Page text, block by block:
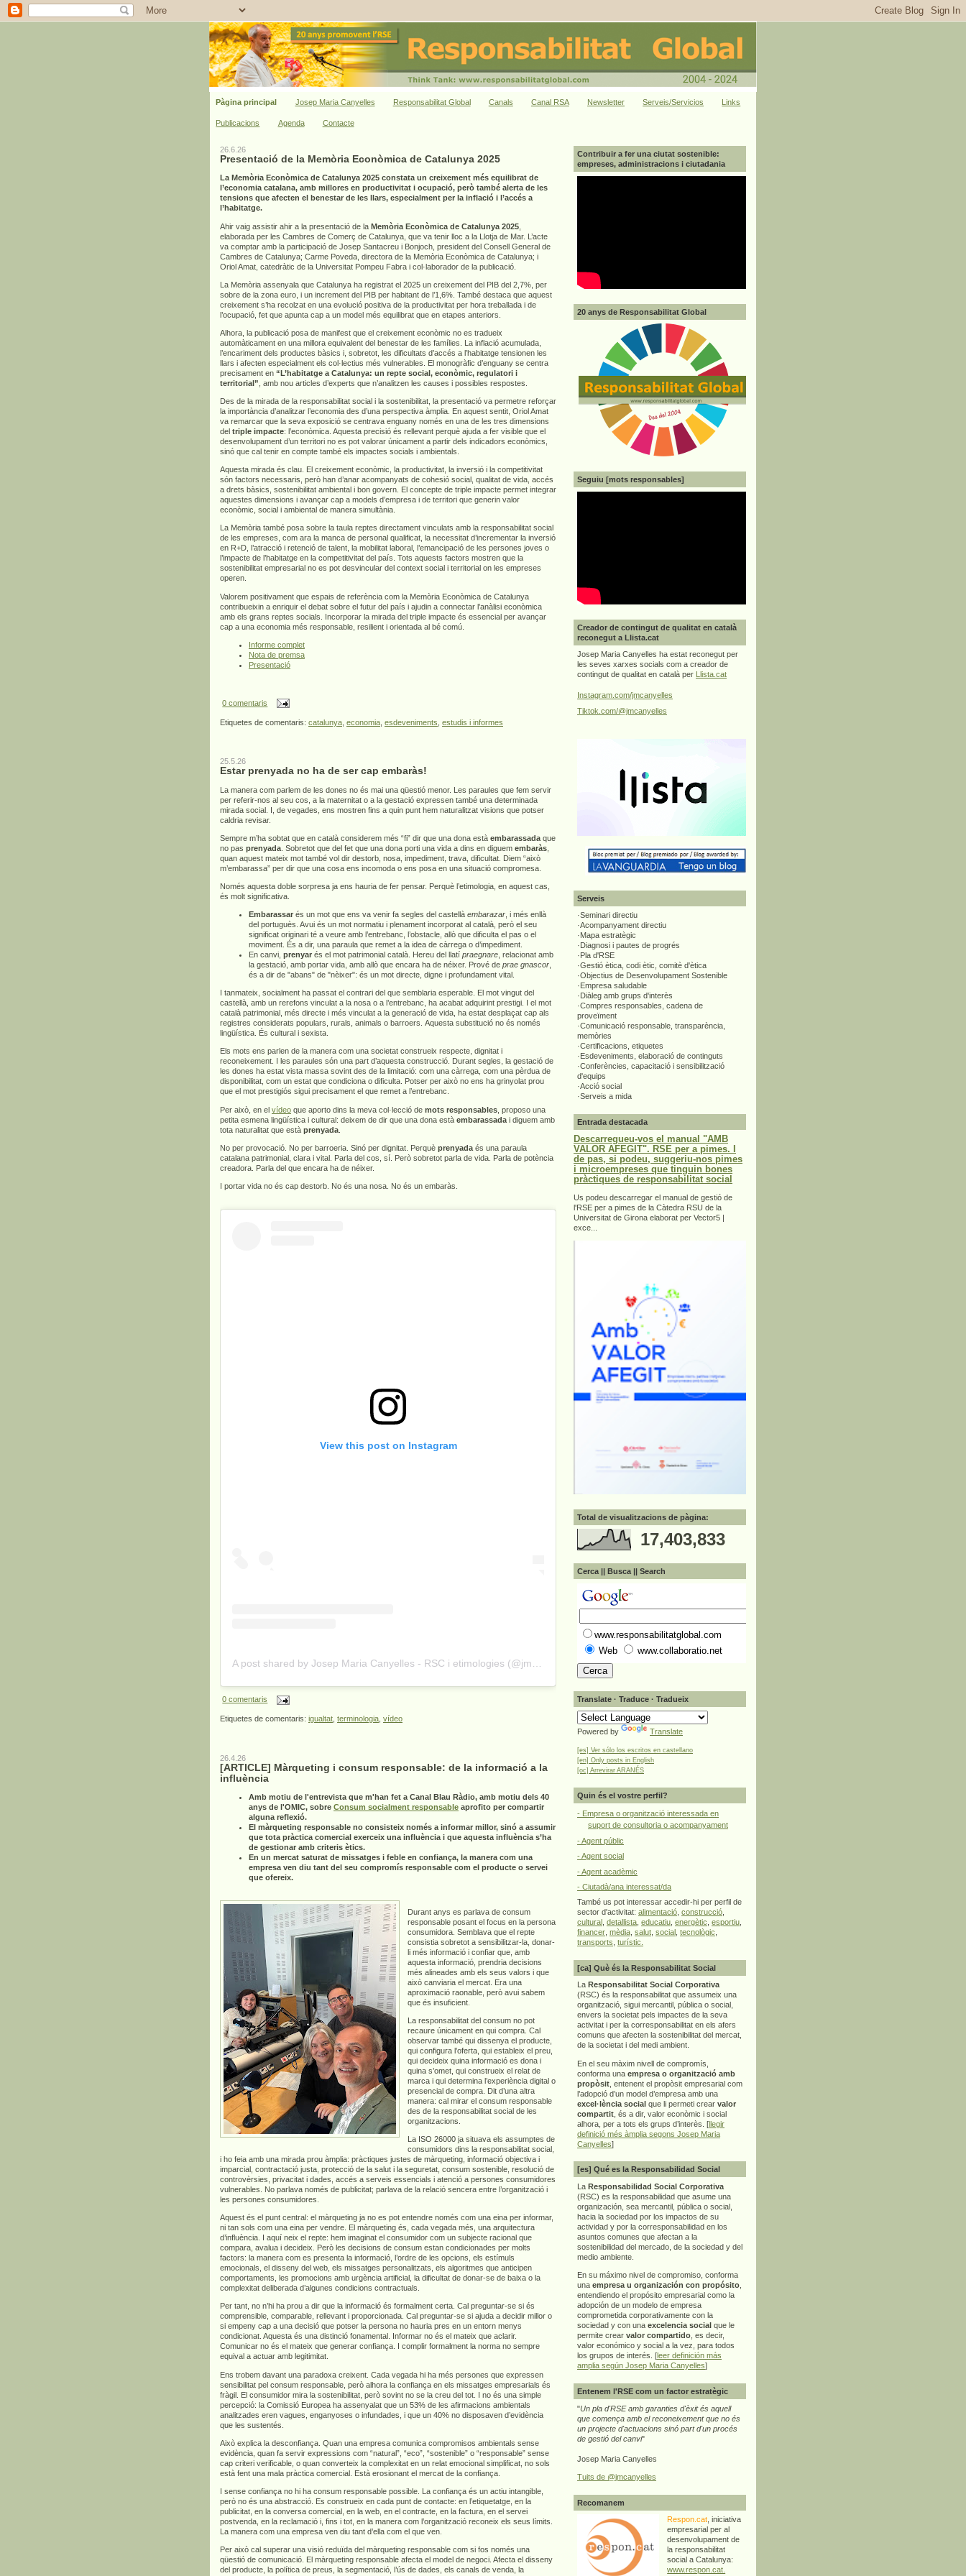
Pàgina principal Josep Maria Canyelles Responsabilitat Global Canals Canal RSA Newsletter Serveis/Servicios Links
Publicacions Agenda Contacte
26.6.26
Presentació de la Memòria Econòmica de Catalunya 2025
La Memòria Econòmica de Catalunya 2025 constata un creixement més equilibrat de
l’economia catalana, amb millores en productivitat i ocupació, però també alerta de les
tensions que afecten el benestar de les llars, especialment per la inflació i l’accés a
l’habitatge.
Ahir vaig assistir ahir a la presentació de la Memòria Econòmica de Catalunya 2025
elaborada per les Cambres de Comerç de Catalunya, que va tenir lloc a la Llotja de Mar. L’acte
va comptar amb la participació de Josep Santacreu i Bonjoch, president del Consell General de
Cambres de Catalunya; Carme Poveda, directora de la Memòria Econòmica de Catalunya; i
Oriol Amat, catedràtic de la Universitat Pompeu Fabra i col·laborador de la publicació.
La Memòria assenyala que Catalunya ha registrat el 2025 un creixement del PIB del 2,7%, per
sobre de la zona euro, i un increment del PIB per habitant de l’1,6%. També destaca que aquest
creixement s’ha recolzat en una evolució positiva de la productivitat per hora treballada i de
l’ocupació, fet que apunta cap a un model més equilibrat que en etapes anteriors.
Alhora, la publicació posa de manifest que el creixement econòmic no es tradueix
automàticament en una millora equivalent del benestar de les famílies. La inflació acumulada,
l’encariment dels productes bàsics i, sobretot, les dificultats d’accés a l’habitatge tensionen les
llars i afecten especialment els col·lectius més vulnerables. El monogràfic d’enguany se centra
precisament en “L’habitatge a Catalunya: un repte social, econòmic, regulatori i
territorial” , amb nou articles d’experts que n’analitzen les causes i possibles respostes.
Des de la mirada de la responsabilitat social i la sostenibilitat, la presentació va permetre reforçar
la importància d’analitzar l’economia des d’una perspectiva àmplia. En aquest sentit, Oriol Amat
va remarcar que la seva exposició se centrava enguany només en una de les tres dimensions
del triple impacte: l’econòmica. Aquesta precisió és rellevant perquè ajuda a fer visible que el
desenvolupament d’un territori no es pot valorar únicament a partir dels indicadors econòmics,
sinó que cal tenir en compte també els impactes socials i ambientals.
Aquesta mirada és clau. El creixement econòmic, la productivitat, la inversió i la competitivitat
són factors necessaris, però han d’anar acompanyats de cohesió social, qualitat de vida, accés
a drets bàsics, sostenibilitat ambiental i bon govern. El concepte de triple impacte permet integrar
aquestes dimensions i avançar cap a models d’empresa i de territori que generin valor
econòmic, social i ambiental de manera simultània.
La Memòria també posa sobre la taula reptes directament vinculats amb la responsabilitat social
de les empreses, com ara la manca de personal qualificat, la necessitat d’incrementar la inversió
en R+D, l’atracció i retenció de talent, la mobilitat laboral, l’emancipació de les persones joves o
l’impacte de l’habitatge en la competitivitat del país. Tots aquests factors mostren que la
sostenibilitat empresarial no es pot desvincular del context social i territorial on les empreses
operen.
Valorem positivament que espais de referència com la Memòria Econòmica de Catalunya
contribueixin a enriquir el debat sobre el futur del país i ajudin a connectar l’anàlisi econòmica
amb els grans reptes socials. Incorporar la mirada del triple impacte és essencial per avançar
cap a una economia més responsable, resilient i orientada al bé comú.
Informe complet
Nota de premsa
Presentació
0 comentaris
Etiquetes de comentaris: catalunya economia esdeveniments estudis i informes
25.5.26
Estar prenyada no ha de ser cap embaràs!
La manera com parlem de les dones no és mai una qüestió menor. Les paraules que fem servir
per referir-nos al seu cos, a la maternitat o a la gestació expressen també una determinada
mirada social. I, de vegades, ens mostren fins a quin punt hem naturalitzat visions que potser
caldria revisar.
Sempre m’ha sobtat que en català considerem més “fi” dir que una dona està embarassada que
no pas prenyada . Sobretot que del fet que una dona porti una vida a dins en diguem embaràs
quan aquest mateix mot també vol dir destorb, nosa, impediment, trava, dificultat. Diem “això
m’embarassa” per dir que una cosa ens incomoda o ens posa en una situació compromesa.
Només aquesta doble sorpresa ja ens hauria de fer pensar. Perquè l’etimologia, en aquest cas,
és molt significativa.
Embarassar és un mot que ens va venir fa segles del castellà embarazar , i més enllà
del portuguès. Avui és un mot normatiu i plenament incorporat al català, però el seu
significat originari té a veure amb l’entrebanc, l’obstacle, allò que dificulta el pas o el
moviment. És a dir, una paraula que remet a la idea de càrrega o d’impediment.
En canvi, prenyar és el mot patrimonial català. Hereu del llatí praegnare , relacionat amb
la gestació, amb portar vida, amb allò que encara ha de néixer. Prové de prae gnascor
és a dir de "abans" de "nèixer": és un mot directe, digne i profundament vital.
I tanmateix, socialment ha passat el contrari del que semblaria esperable. El mot vingut del
castellà, amb un rerefons vinculat a la nosa o a l’entrebanc, ha acabat adquirint prestigi. I el mot
català patrimonial, més directe i més vinculat a la generació de vida, ha estat desplaçat cap als
registres considerats populars, rurals, animals o barroers. Aquesta substitució no és només
lingüística. És cultural i sexista.
Els mots ens parlen de la manera com una societat construeix respecte, dignitat i
reconeixement. I les paraules són una part d’aquesta construcció. Durant segles, la gestació de
les dones ha estat vista massa sovint des de la limitació: com una càrrega, com una pèrdua de
disponibilitat, com un estat que condiciona o dificulta. Potser per això no ens ha grinyolat prou
que el mot prestigiós sigui precisament el que remet a l’entrebanc.
Per això, en el vídeo que aporto dins la meva col·lecció de mots responsables , proposo una
petita esmena lingüística i cultural: deixem de dir que una dona està embarassada i diguem amb
tota naturalitat que està prenyada
No per provocació. No per barroeria. Sinó per dignitat. Perquè prenyada és una paraula
catalana patrimonial, clara i vital. Parla del cos, sí. Però sobretot parla de vida. Parla de potència
creadora. Parla del que encara ha de néixer.
I portar vida no és cap destorb. No és una nosa. No és un embaràs.
View this post on Instagram
A post shared by Josep Maria Canyelles - RSC i etimologies (@jmcanyelles)
0 comentaris
Etiquetes de comentaris: igualtat terminologia vídeo
26.4.26
[ARTICLE] Màrqueting i consum responsable: de la informació a la
influència
Amb motiu de l'entrevista que m'han fet a Canal Blau Ràdio, amb motiu dels 40
anys de l'OMIC, sobre Consum socialment responsable aprofito per compartir
alguna reflexió.
El màrqueting responsable no consisteix només a informar millor, sinó a assumir
que tota pràctica comercial exerceix una influència i que aquesta influència s’ha
de gestionar amb criteris ètics.
En un mercat saturat de missatges i feble en confiança, la manera com una
empresa ven diu tant del seu compromís responsable com el producte o servei
que ofereix.
Durant anys es parlava de consum
responsable posant el focus en la persona
consumidora. Semblava que el repte
consistia sobretot a sensibilitzar-la, donar-
li més informació i confiar que, amb
aquesta informació, prendria decisions
més alineades amb els seus valors i que
això canviaria el mercat. Era una
aproximació raonable, però avui sabem
que és insuficient.
La responsabilitat del consum no pot
recaure únicament en qui compra. Cal
observar també qui dissenya el producte,
qui configura l’oferta, qui estableix el preu,
qui decideix quina informació es dona i
quina s’omet, qui construeix el relat de
marca i qui determina l’experiència digital o
presencial de compra. Dit d’una altra
manera: cal mirar el consum responsable
des de la responsabilitat social de les
organitzacions.
La ISO 26000 ja situava els assumptes de
consumidors dins la responsabilitat social,
i ho feia amb una mirada prou àmplia: pràctiques justes de màrqueting, informació objectiva i
imparcial, contractació justa, protecció de la salut i la seguretat, consum sostenible, resolució de
controvèrsies, privacitat i dades, accés a serveis essencials i atenció a persones consumidores
vulnerables. No parlava només de publicitat; parlava de la relació sencera entre l’organització i
les persones consumidores.
Aquest és el punt central: el màrqueting ja no es pot entendre només com una eina per informar,
ni tan sols com una eina per vendre. El màrqueting és, cada vegada més, una arquitectura
d’influència. I aquí neix el repte: hem imaginat el consumidor com un subjecte racional que
compara, avalua i decideix. Però les decisions de consum estan condicionades per molts
factors: la manera com es presenta la informació, l’ordre de les opcions, els estímuls
emocionals, el disseny del web, els missatges personalitzats, els algoritmes que anticipen
comportaments, les promocions amb urgència artificial, la dificultat de donar-se de baixa o la
complexitat deliberada d’algunes condicions contractuals.
Per tant, no n’hi ha prou a dir que la informació és formalment certa. Cal preguntar-se si és
comprensible, comparable, rellevant i proporcionada. Cal preguntar-se si ajuda a decidir millor o
si empeny cap a una decisió que potser la persona no hauria pres en un entorn menys
condicionat. Aquesta és una distinció fonamental. Informar no és el mateix que aclarir.
Comunicar no és el mateix que generar confiança. I complir formalment la norma no sempre
equival a actuar amb legitimitat.
Ens trobem davant una paradoxa creixent. Cada vegada hi ha més persones que expressen
sensibilitat pel consum responsable, però alhora la confiança en els missatges empresarials és
fràgil. El consumidor mira la sostenibilitat, però sovint no se la creu del tot. I no és una simple
percepció: la Comissió Europea ha assenyalat que un 53% de les afirmacions ambientals
analitzades eren vagues, enganyoses o infundades, i que un 40% no disposaven d’evidència
que les sustentés.
Això explica la desconfiança. Quan una empresa comunica compromisos ambientals sense
evidència, quan fa servir expressions com “natural”, “eco”, “sostenible” o “responsable” sense
cap criteri verificable, o quan converteix la complexitat en un relat emocional simplificat, no sols
està fent una mala pràctica comercial. Està erosionant el mercat de la confiança.
I sense confiança no hi ha consum responsable possible. La confiança és un actiu intangible,
però no és una abstracció. Es construeix en cada punt de contacte: en l’etiquetatge, en la
publicitat, en la conversa comercial, en la web, en el contracte, en la factura, en el servei
postvenda, en la reclamació i, fins i tot, en la manera com l’organització reconeix els seus límits.
La manera com una empresa ven diu tant d’ella com el que ven.
Per això cal superar una visió reduïda del màrqueting responsable com si fos només una
qüestió de comunicació. El màrqueting responsable afecta el model de negoci. Afecta el disseny
del producte, la política de preus, la segmentació, l’ús de dades, els canals de venda, la
Contribuir a fer una ciutat sostenible:
empreses, administracions i ciutadania
20 anys de Responsabilitat Global
Seguiu [mots responsables]
Creador de contingut de qualitat en català
reconegut a Llista.cat
Josep Maria Canyelles ha estat reconegut per
les seves xarxes socials com a creador de
contingut de qualitat en català per
Llista.cat
Instagram.com/jmcanyelles
Tiktok.com/@jmcanyelles
Serveis
·Seminari directiu
·Acompanyament directiu
·Mapa estratègic
·Diagnosi i pautes de progrés
·Pla d'RSE
·Gestió ètica, codi ètic, comitè d'ètica
·Objectius de Desenvolupament Sostenible
·Empresa saludable
·Diàleg amb grups d'interès
·Compres responsables, cadena de
proveïment
·Comunicació responsable, transparència,
memòries
·Certificacions, etiquetes
·Esdeveniments, elaboració de continguts
·Conferències, capacitació i sensibilització
d'equips
·Acció social
·Serveis a mida
Entrada destacada
Descarregueu-vos el manual "AMB
VALOR AFEGIT". RSE per a pimes. I
de pas, si podeu, suggeriu-nos pimes
i microempreses que tinguin bones
pràctiques de responsabilitat social
Us podeu descarregar el manual de gestió de
l'RSE per a pimes de la Càtedra RSU de la
Universitat de Girona elaborat per Vector5 |
exce...
Total de visualitzacions de pàgina:
17,403,833
Cerca || Busca || Search
www.responsabilitatglobal.com
Web
www.collaboratio.net
Translate · Traduce · Tradueix
Powered by Translate
[es] Ver sólo los escritos en castellano
[en] Only posts in English
[oc] Arrevirar ARANÉS
Quin és el vostre perfil?
- Empresa o organització interessada en
suport de consultoria o acompanyament
- Agent públic
- Agent social
- Agent acadèmic
- Ciutadà/ana interessat/da
També us pot interessar accedir-hi per perfil de
sector d'activitat: alimentació construcció
cultural detallista educatiu energètic esportiu
financer mèdia salut social tecnològic
transports turístic.
[ca] Què és la Responsabilitat Social
La Responsabilitat Social Corporativa
(RSC) és la responsabilitat que assumeix una
organització, sigui mercantil, pública o social,
envers la societat pels impactes de la seva
activitat i per la corresponsabilitat en els afers
comuns que afecten la sostenibilitat del mercat,
de la societat i del medi ambient.
En el seu màxim nivell de compromís,
conforma una empresa o organització amb
propòsit , entenent el propòsit empresarial com
l’adopció d’un model d’empresa amb una
excel·lència social que li permeti crear valor
compartit , és a dir, valor econòmic i social
alhora, per a tots els grups d’interès. [llegir
definició més àmplia segons Josep Maria
Canyelles]
[es] Qué es la Responsabilidad Social
La Responsabilidad Social Corporativa
(RSC) es la responsabilidad que asume una
organización, sea mercantil, pública o social,
hacia la sociedad por los impactos de su
actividad y por la corresponsabilidad en los
asuntos comunes que afectan a la
sostenibilidad del mercado, de la sociedad y del
medio ambiente.
En su máximo nivel de compromiso, conforma
una empresa u organización con propósito
entendiendo el propósito empresarial como la
adopción de un modelo de empresa
comprometida corporativamente con la
sociedad y con una excelencia social que le
permite crear valor compartido , es decir,
valor económico y social a la vez, para todos
los grupos de interés. [leer definición más
amplia según Josep Maria Canyelles]
Entenem l'RSE com un factor estratègic
"Un pla d'RSE amb garanties d'èxit és aquell
que comença amb el reconeixement que no és
un projecte d'actuacions sinó part d'un procés
de gestió del canvi"
Josep Maria Canyelles
Tuits de @jmcanyelles
Recomanem
Respon.cat , iniciativa
empresarial per al
desenvolupament de
la responsabilitat
social a Catalunya:
www.respon.cat.